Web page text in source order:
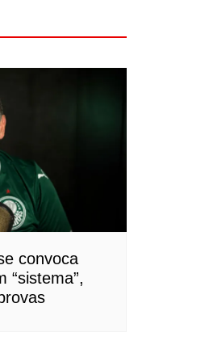
convoca
“sistema”,